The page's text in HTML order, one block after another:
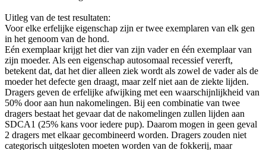
Uitleg van de test resultaten:
Voor elke erfelijke eigenschap zijn er twee exemplaren van elk gen
in het genoom van de hond.
Eén exemplaar krijgt het dier van zijn vader en één exemplaar van
zijn moeder. Als een eigenschap autosomaal recessief vererft,
betekent dat, dat het dier alleen ziek wordt als zowel de vader als de
moeder het defecte gen draagt, maar zelf niet aan de ziekte lijden.
Dragers geven de erfelijke afwijking met een waarschijnlijkheid van
50% door aan hun nakomelingen. Bij een combinatie van twee
dragers bestaat het gevaar dat de nakomelingen zullen lijden aan
SDCA1 (25% kans voor iedere pup). Daarom mogen in geen geval
2 dragers met elkaar gecombineerd worden. Dragers zouden niet
categorisch uitgesloten moeten worden van de fokkerij, maar